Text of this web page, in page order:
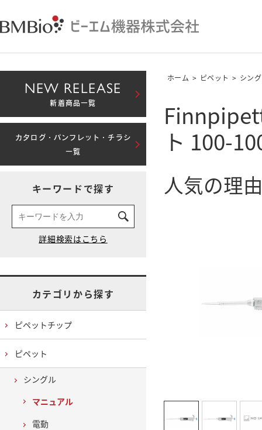
ホーム > ピペット > シン
ト 100-
人気の理
NEW RELEASE
新着商品一覧
カタログ・パンフレット・チラシ
一覧
キーワードで探す
カテゴリから探す
ピペットチップ
ピペット
シングル
マニュアル
電動